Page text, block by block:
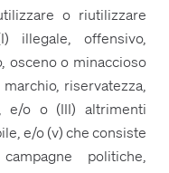
o riutilizzare
illegale, offensivo,
osceno o minaccioso
riservatezza,
e/o o (III) altrimenti
e/o (v) che consiste
politiche,